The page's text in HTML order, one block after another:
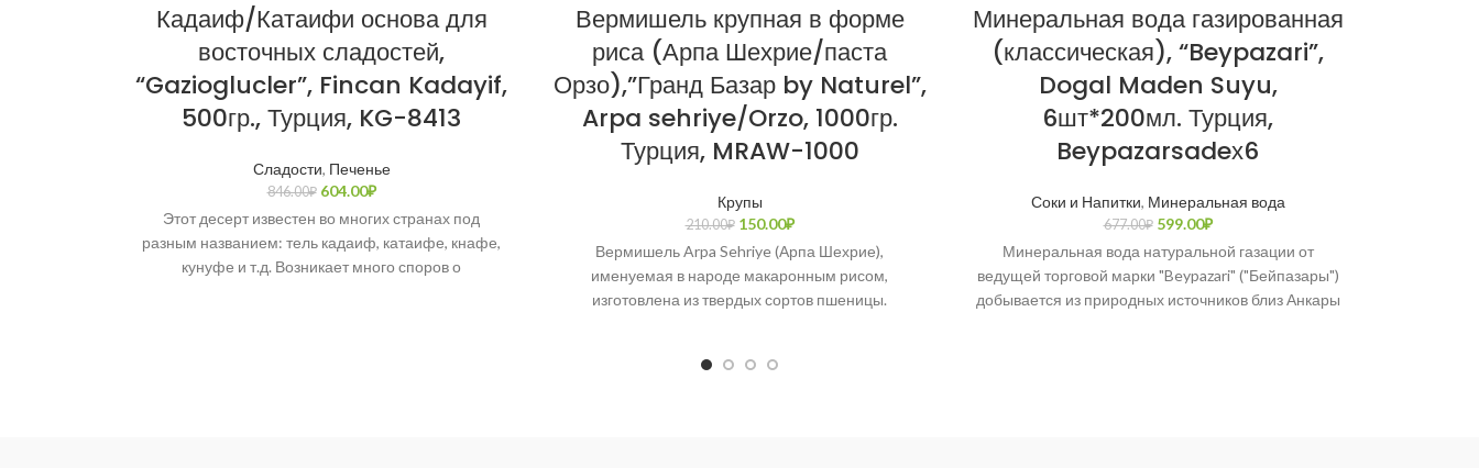
Кадаиф/Катаифи основа для
восточных сладостей,
“Gazioglucler”, Fincan Kadayif,
500гр., Турция, KG-8413
Сладости, Печенье
846.00₽ 604.00₽
Этот десерт известен во многих странах под
разным названием: тель кадаиф, катаифе, кнафе,
кунуфе и т.д. Возникает много споров о
Вермишель крупная в форме
риса (Арпа Шехрие/паста
Орзо),”Гранд Базар by Naturel”,
Arpa sehriye/Orzo, 1000гр.
Турция, MRAW-1000
Крупы
210.00₽ 150.00₽
Вермишель Arpa Sehriye (Арпа Шехрие),
именуемая в народе макаронным рисом,
изготовлена из твердых сортов пшеницы.
Минеральная вода газированная
(классическая), “Beypazari”,
Dogal Maden Suyu,
6шт*200мл. Турция,
Beypazarsadeх6
Соки и Напитки, Минеральная вода
677.00₽ 599.00₽
Минеральная вода натуральной газации от
ведущей торговой марки "Beypazari" ("Бейпазары")
добывается из природных источников близ Анкары